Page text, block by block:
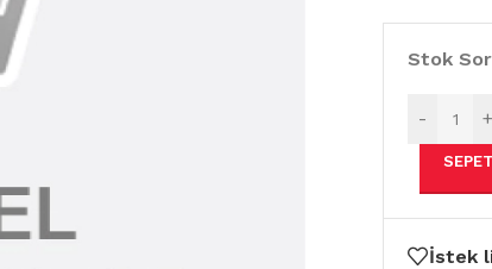
Stok Sor
- +
İstek